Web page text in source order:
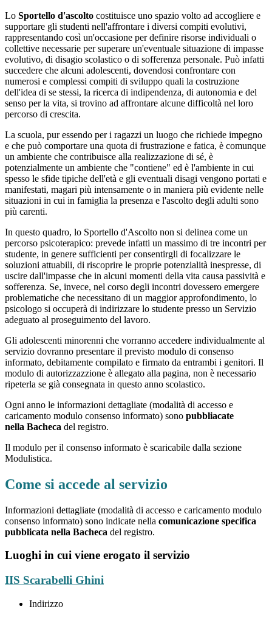
Lo Sportello d'ascolto costituisce uno spazio volto ad accogliere e
supportare gli studenti nell'affrontare i diversi compiti evolutivi,
rappresentando così un'occasione per definire risorse individuali o
collettive necessarie per superare un'eventuale situazione di impasse
evolutivo, di disagio scolastico o di sofferenza personale. Può infatti
succedere che alcuni adolescenti, dovendosi confrontare con
numerosi e complessi compiti di sviluppo quali la costruzione
dell'idea di se stessi, la ricerca di indipendenza, di autonomia e del
senso per la vita, si trovino ad affrontare alcune difficoltà nel loro
percorso di crescita.
La scuola, pur essendo per i ragazzi un luogo che richiede impegno
e che può comportare una quota di frustrazione e fatica, è comunque
un ambiente che contribuisce alla realizzazione di sé, è
potenzialmente un ambiente che "contiene" ed è l'ambiente in cui
spesso le sfide tipiche dell'età e gli eventuali disagi vengono portati e
manifestati, magari più intensamente o in maniera più evidente nelle
situazioni in cui in famiglia la presenza e l'ascolto degli adulti sono
più carenti.
In questo quadro, lo Sportello d'Ascolto non si delinea come un
percorso psicoterapico: prevede infatti un massimo di tre incontri per
studente, in genere sufficienti per consentirgli di focalizzare le
soluzioni attuabili, di riscoprire le proprie potenzialità inespresse, di
uscire dall'impasse che in alcuni momenti della vita causa passività e
sofferenza. Se, invece, nel corso degli incontri dovessero emergere
problematiche che necessitano di un maggior approfondimento, lo
psicologo si occuperà di indirizzare lo studente presso un Servizio
adeguato al proseguimento del lavoro.
Gli adolescenti minorenni che vorranno accedere individualmente al
servizio dovranno presentare il previsto modulo di consenso
informato, debitamente compilato e firmato da entrambi i genitori. Il
modulo di autorizzazzione è allegato alla pagina, non è necessario
ripeterla se già consegnata in questo anno scolastico.
Ogni anno le informazioni dettagliate (modalità di accesso e
caricamento modulo consenso informato) sono pubbliacate
nella Bacheca del registro.
Il modulo per il consenso informato è scaricabile dalla sezione
Modulistica.
Come si accede al servizio
Informazioni dettagliate (modalità di accesso e caricamento modulo
consenso informato) sono indicate nella comunicazione specifica
pubblicata nella Bacheca del registro.
Luoghi in cui viene erogato il servizio
IIS Scarabelli Ghini
Indirizzo